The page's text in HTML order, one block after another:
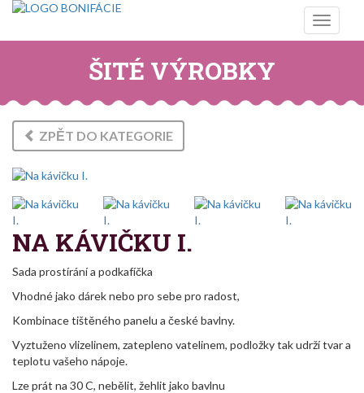
Toggle
ŠITÉ VÝROBKY
ZPĚT DO KATEGORIE
NA KÁVIČKU I.
Sada prostírání a podkafíčka
Vhodné jako dárek nebo pro sebe pro radost,
Kombinace tištěného panelu a české bavlny.
Vyztuženo vlizelinem, zatepleno vatelinem, podložky tak udrží tvar a
teplotu vašeho nápoje.
Lze prát na 30 C, nebělit, žehlit jako bavlnu